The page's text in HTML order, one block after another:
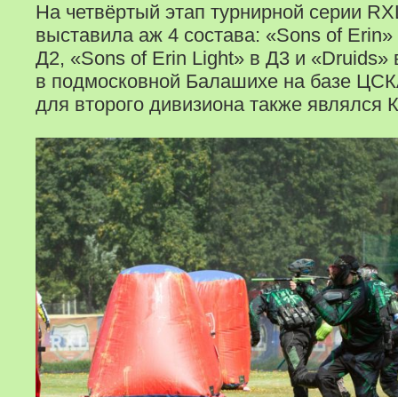
На четвёртый этап турнирной серии
выставила аж 4 состава: «Sons of
Д2, «Sons of Erin Light» в Д3 и «Druids»
в подмосковной Балашихе на базе
для второго дивизиона также являлся